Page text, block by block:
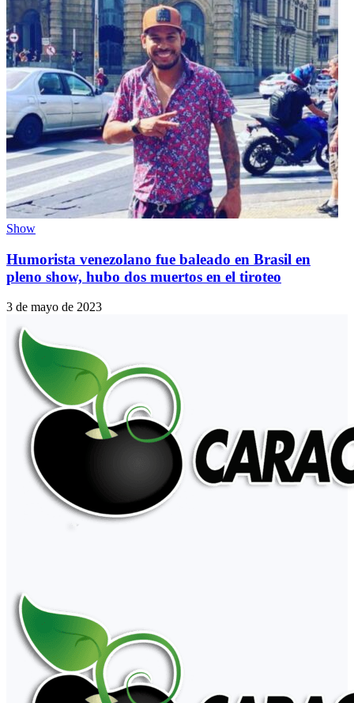
Show
Humorista venezolano fue baleado en Brasil en
pleno show, hubo dos muertos en el tiroteo
3 de mayo de 2023